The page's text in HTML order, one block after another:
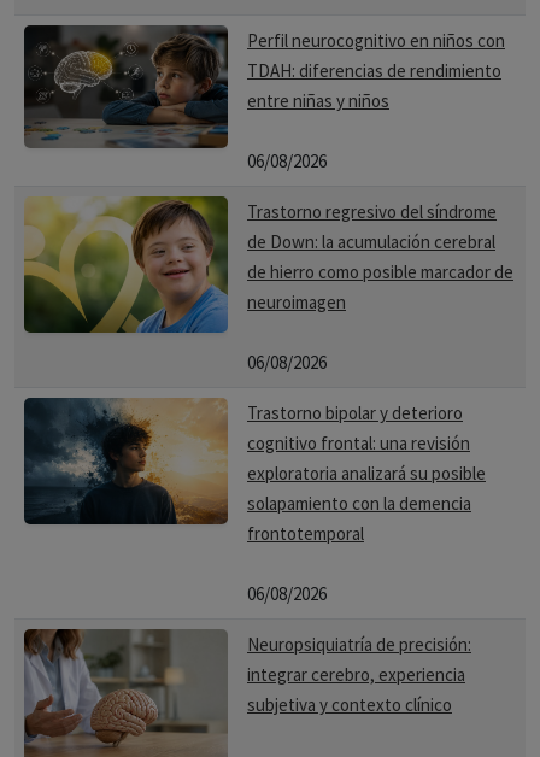
Perfil neurocognitivo en niños con
TDAH: diferencias de rendimiento
entre niñas y niños
06/08/2026
Trastorno regresivo del síndrome
de Down: la acumulación cerebral
de hierro como posible marcador de
neuroimagen
06/08/2026
Trastorno bipolar y deterioro
cognitivo frontal: una revisión
exploratoria analizará su posible
solapamiento con la demencia
frontotemporal
06/08/2026
Neuropsiquiatría de precisión:
integrar cerebro, experiencia
subjetiva y contexto clínico